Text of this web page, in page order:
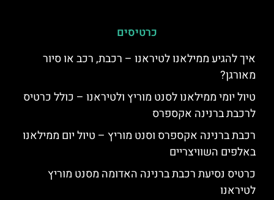
כרטיסים
איך להגיע ממילאנו לטיראנו – רכבת, רכב או סיור
מאורגן?
טיול יומי ממילאנו לסנט מוריץ ולטיראנו – כולל כרטיס
לרכבת ברנינה אקספרס
רכבת ברנינה אקספרס וסנט מוריץ – טיול יום ממילאנו
באלפים השוויצריים
כרטיס נסיעת רכבת ברנינה האדומה מסנט מוריץ
לטיראנו